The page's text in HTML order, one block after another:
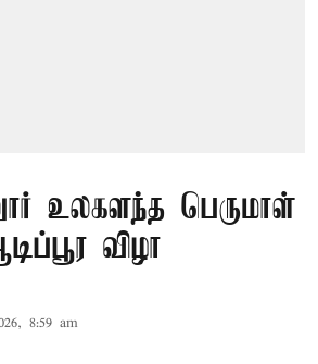
உலகளந்த பெருமாள்
விழா
8:59 am